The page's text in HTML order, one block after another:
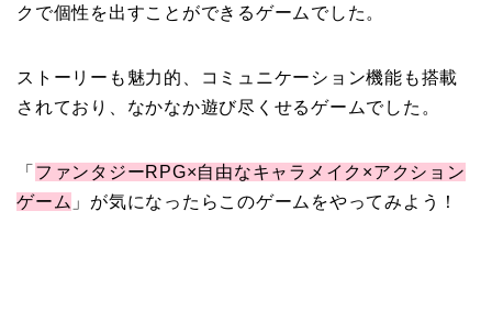
クで個性を出すことができるゲームでした。
ストーリーも魅力的、コミュニケーション機能も搭載
されており、なかなか遊び尽くせるゲームでした。
「 ファンタジーRPG×自由なキャラメイク×アクション
ゲーム 」が気になったらこのゲームをやってみよう！